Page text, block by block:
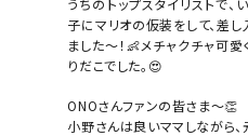
うちのトップスタイリストで
子にマリオの仮装をして、差
ました〜！👶メチャクチャ可
りだこでした。😍
ONOさんファンの皆さま〜👏
小野さんは良いママしながら